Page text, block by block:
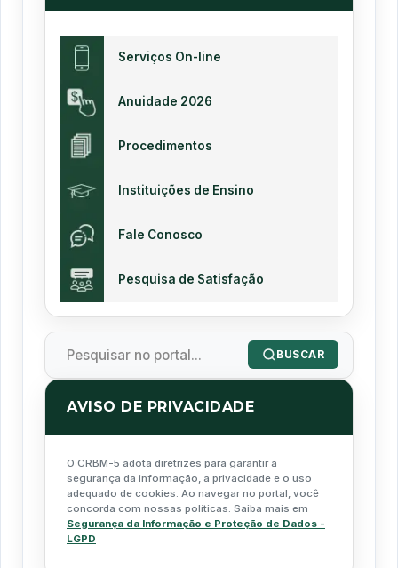
Serviços On-line
Anuidade 2026
Procedimentos
Instituições de Ensino
Fale Conosco
Pesquisa de Satisfação
BUSCAR
AVISO DE PRIVACIDADE
O CRBM-5 adota diretrizes para garantir a
segurança da informação, a privacidade e o uso
adequado de cookies. Ao navegar no portal, você
concorda com nossas políticas. Saiba mais em
Segurança da Informação e Proteção de Dados -
LGPD